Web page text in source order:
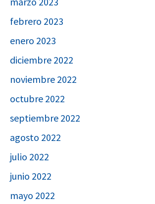
febrero 2023
enero 2023
diciembre 2022
noviembre 2022
octubre 2022
septiembre 2022
agosto 2022
julio 2022
junio 2022
mayo 2022